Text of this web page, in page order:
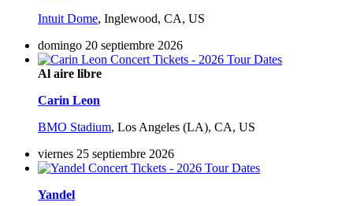
Intuit Dome, Inglewood, CA, US
domingo 20 septiembre 2026
Al aire libre
Carin Leon
BMO Stadium, Los Angeles (LA), CA, US
viernes 25 septiembre 2026
Yandel